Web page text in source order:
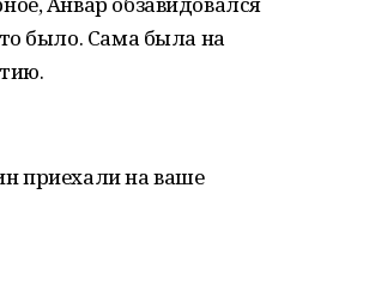
было. Сама была на
приехали на ваше